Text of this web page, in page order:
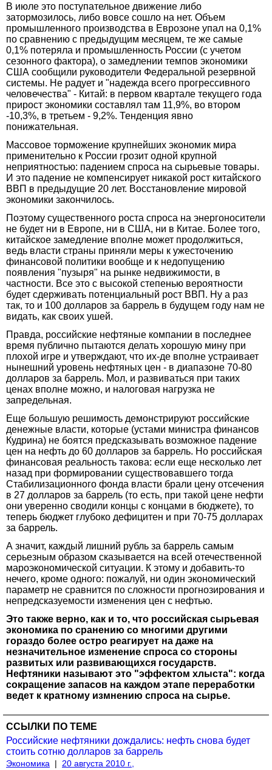
В июле это поступательное движение либо
затормозилось, либо вовсе сошло на нет. Объем
промышленного производства в Еврозоне упал на 0,1%
по сравнению с предыдущим месяцем, те же самые
0,1% потеряла и промышленность России (с учетом
сезонного фактора), о замедлении темпов экономики
США сообщили руководители Федеральной резервной
системы. Не радует и "надежда всего прогрессивного
человечества" - Китай: в первом квартале текущего года
прирост экономики составлял там 11,9%, во втором
-10,3%, в третьем - 9,2%. Тенденция явно
понижательная.
Массовое торможение крупнейших экономик мира
применительно к России грозит одной крупной
неприятностью: падением спроса на сырьевые товары.
И это падение не компенсирует никакой рост китайского
ВВП в предыдущие 20 лет. Восстановление мировой
экономики закончилось.
Поэтому существенного роста спроса на энергоносители
не будет ни в Европе, ни в США, ни в Китае. Более того,
китайское замедление вполне может продолжиться,
ведь власти страны приняли меры к ужесточению
финансовой политики вообще и к недопущению
появления "пузыря" на рынке недвижимости, в
частности. Все это с высокой степенью вероятности
будет сдерживать потенциальный рост ВВП. Ну а раз
так, то и 100 долларов за баррель в будущем году нам не
видать, как своих ушей.
Правда, российские нефтяные компании в последнее
время публично пытаются делать хорошую мину при
плохой игре и утверждают, что их-де вполне устраивает
нынешний уровень нефтяных цен - в диапазоне 70-80
долларов за баррель. Мол, и развиваться при таких
ценах вполне можно, и налоговая нагрузка не
запредельная.
Еще большую решимость демонстрируют российские
денежные власти, которые (устами министра финансов
Кудрина) не боятся предсказывать возможное падение
цен на нефть до 60 долларов за баррель. Но российская
финансовая реальность такова: если еще несколько лет
назад при формировании существовавшего тогда
Стабилизационного фонда власти брали цену отсечения
в 27 долларов за баррель (то есть, при такой цене нефти
они уверенно сводили концы с концами в бюджете), то
теперь бюджет глубоко дефицитен и при 70-75 долларах
за баррель.
А значит, каждый лишний рубль за баррель самым
серьезным образом сказывается на всей отечественной
мароэкономической ситуации. К этому и добавить-то
нечего, кроме одного: пожалуй, ни один экономический
параметр не сравнится по сложности прогнозирования и
непредсказуемости изменения цен с нефтью.
Это также верно, как и то, что российская сырьевая
экономика по сранению со многими другими
гораздо более остро реагирует на даже на
незначительное изменение спроса со стороны
развитых или развивающихся государств.
Нефтяники называют это "эффектом хлыста": когда
сокращение запасов на каждом этапе переработки
ведет к кратному измнению спроса на сырье.
ССЫЛКИ ПО ТЕМЕ
Российские нефтяники дождались: нефть снова будет
стоить сотню долларов за баррель
Экономика | 20 августа 2010 г.,